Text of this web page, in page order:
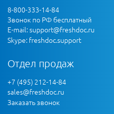
8-800-333-14-84
Звонок по РФ бесплатный
E-mail:support@freshdoc.ru
Skype: freshdoc.support
Отдел продаж
+7 (495) 212-14-84
sales@freshdoc.ru
Заказать звонок